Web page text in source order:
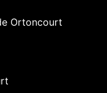
Ortoncourt